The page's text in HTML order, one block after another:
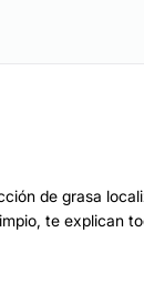
de grasa
te explican